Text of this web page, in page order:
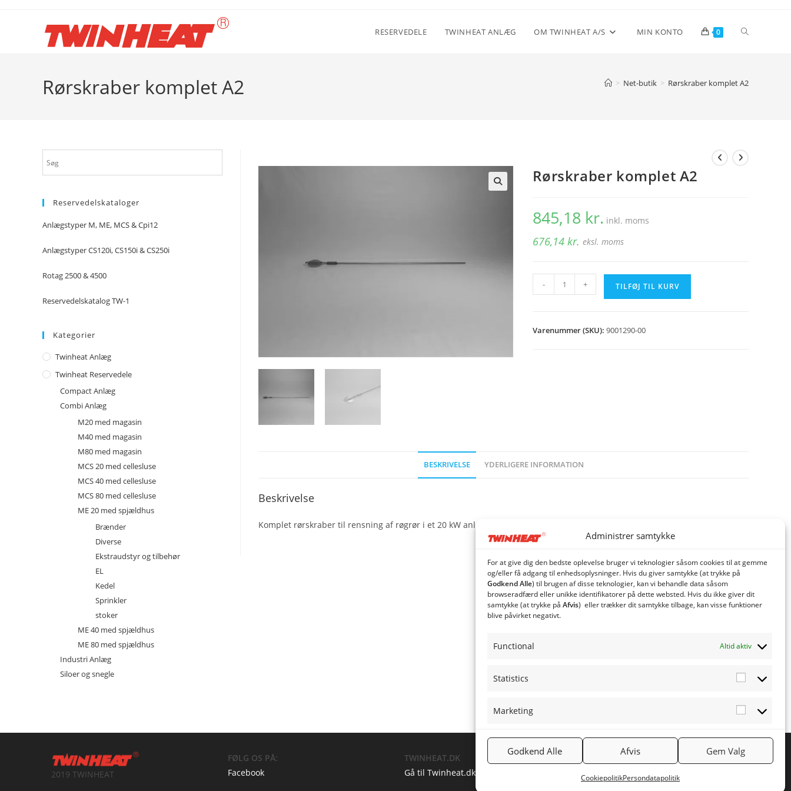
Administrer samtykke
For at give dig den bedste oplevelse bruger vi teknologier såsom cookies til at gemme
og/eller få adgang til enhedsoplysninger. Hvis du giver samtykke (at trykke på
Godkend Alle) til brugen af ​​disse teknologier, kan vi behandle data såsom
browseradfærd eller unikke identifikatorer på dette websted. Hvis du ikke giver dit
samtykke (at trykke på Afvis) eller trækker dit samtykke tilbage, kan visse funktioner
blive påvirket negativt.
Functional Altid aktiv
Statistics
Statistics
Marketing
Marketing
Godkend Alle Afvis Gem Valg
CookiepolitikPersondatapolitik
RESERVEDELE TWINHEAT ANLÆG OM TWINHEAT A/S MIN KONTO 0 Toggle
Rørskraber komplet A2 > Net-butik > Rørskraber komplet A2
Rørskraber komplet A2
845,18 kr. inkl. moms
676,14kr. eksl. moms
Rørskraber
komplet
- + TILFØJ TIL KURV
Varenummer (SKU):9001290-00
BESKRIVELSE YDERLIGERE INFORMATION
Beskrivelse
Komplet rørskraber til rensning af røgrør i et 20 kW anlæg af typen M, MCS & ME.
Reservedelskataloger
Anlægstyper M, ME, MCS & Cpi12
Anlægstyper CS120i, CS150i & CS250i
Rotag 2500 & 4500
Reservedelskatalog TW-1
Kategorier
Twinheat Anlæg
Twinheat Reservedele
Compact Anlæg
Combi Anlæg
M20 med magasin
M40 med magasin
M80 med magasin
MCS 20 med cellesluse
MCS 40 med cellesluse
MCS 80 med cellesluse
ME 20 med spjældhus
Brænder
Diverse
Ekstraudstyr og tilbehør
EL
Kedel
Sprinkler
stoker
ME 40 med spjældhus
ME 80 med spjældhus
Industri Anlæg
Siloer og snegle
2019 TWINHEAT
FØLG OS PÅ:
Facebook
TWINHEAT.DK
Gå til Twinheat.dk
NYHEDSBREV
Tilmeld nyhedsbrev